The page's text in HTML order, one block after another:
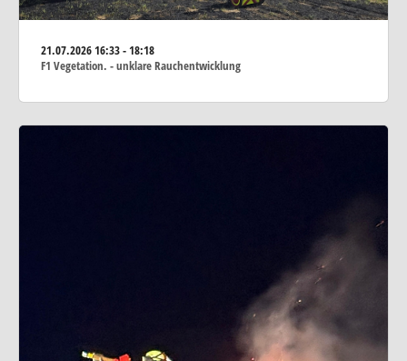
21.07.202616:33 - 18:18
F1 Vegetation. - unklare Rauchentwicklung